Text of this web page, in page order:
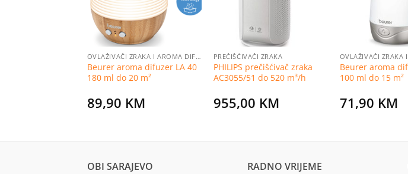
OVLAŽIVAČI ZRAKA I AROMA DIFUZERI
Beurer aroma difuzer LA 40
180 ml do 20 m²
89,90 KM
PREČIŠĆIVAČI ZRAKA
PHILIPS prečišćivač zraka
AC3055/51 do 520 m³/h
955,00 KM
Beurer aroma
100 ml do 15 m²
71,90 KM
OBI SARAJEVO RADNO VRIJEME